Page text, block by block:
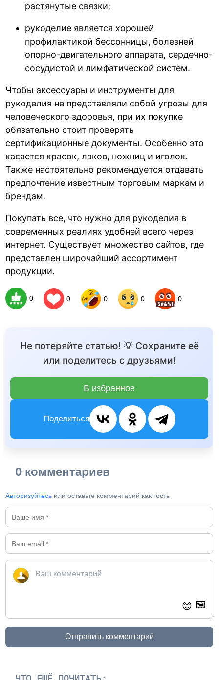
растянутые связки;
рукоделие является хорошей
профилактикой бессонницы, болезней
опорно-двигательного аппарата, сердечно-
сосудистой и лимфатической систем.
Чтобы аксессуары и инструменты для
рукоделия не представляли собой угрозы для
человеческого здоровья, при их покупке
обязательно стоит проверять
сертификационные документы. Особенно это
касается красок, лаков, ножниц и иголок.
Также настоятельно рекомендуется отдавать
предпочтение известным торговым маркам и
брендам.
Покупать все, что нужно для рукоделия в
современных реалиях удобней всего через
интернет. Существует множество сайтов, где
представлен широчайший ассортимент
продукции.
0 0 0 0 0
Не потеряйте статью! 💡 Сохраните её
или поделитесь с друзьями!
В избранное
Поделиться
0 комментариев
Авторизуйтесь или оставьте комментарий как гость
😊 🖼️
Отправить комментарий